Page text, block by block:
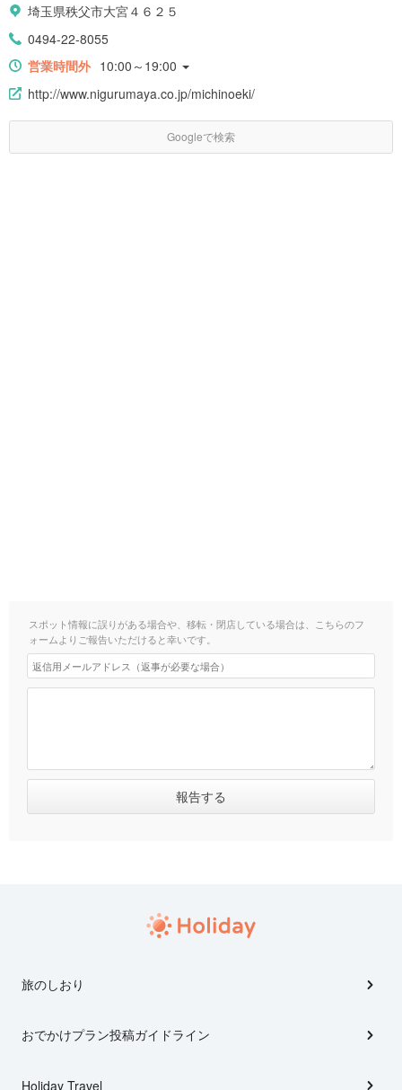
埼玉県秩父市大宮４６２５
0494-22-8055
営業時間外 10:00～19:00
http://www.nigurumaya.co.jp/michinoeki/
Googleで検索
スポット情報に誤りがある場合や、移転・閉店している場合は、こちらのフ
ォームよりご報告いただけると幸いです。
旅のしおり
おでかけプラン投稿ガイドライン
Holiday Travel